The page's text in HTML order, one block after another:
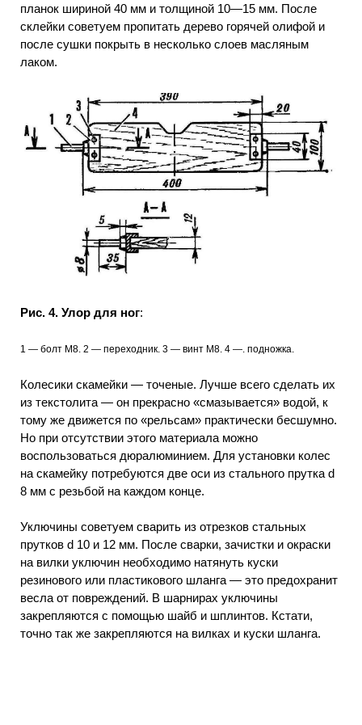
планок шириной 40 мм и толщиной 10—15 мм. После
склейки советуем пропитать дерево горячей олифой и
после сушки покрыть в несколько слоев масляным
лаком.
Рис. 4. Улор для ног:
1 — болт М8. 2 — переходник. 3 — винт М8. 4 —. подножка.
Колесики скамейки — точеные. Лучше всего сделать их
из текстолита — он прекрасно «смазывается» водой, к
тому же движется по «рельсам» практически бесшумно.
Но при отсутствии этого материала можно
воспользоваться дюралюминием. Для установки колес
на скамейку потребуются две оси из стального прутка d
8 мм с резьбой на каждом конце.
Уключины советуем сварить из отрезков стальных
прутков d 10 и 12 мм. После сварки, зачистки и окраски
на вилки уключин необходимо натянуть куски
резинового или пластикового шланга — это предохранит
весла от повреждений. В шарнирах уключины
закрепляются с помощью шайб и шплинтов. Кстати,
точно так же закрепляются на вилках и куски шланга.